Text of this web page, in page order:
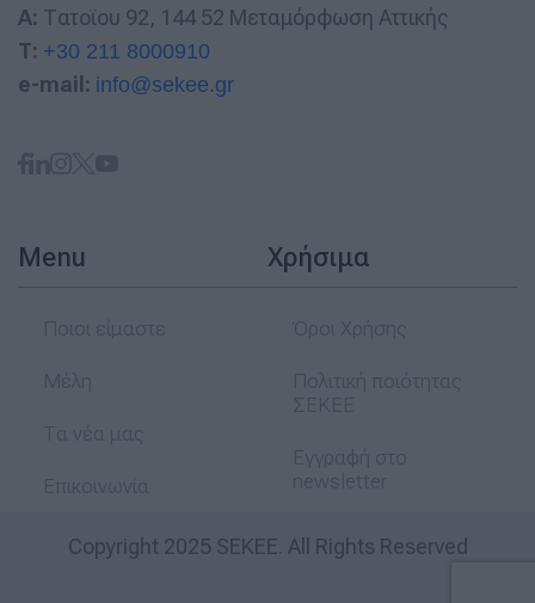
A: Τατοϊου 92, 144 52 Μεταμόρφωση Αττικής
T: +30 211 8000910
e-mail: info@sekee.gr
Menu Χρήσιμα
Copyright 2025 SEKEE. All Rights Reserved